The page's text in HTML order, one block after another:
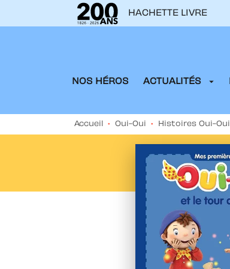
MENU
HACHETTE LIVRE
NOS HÉROS ACTUALITÉS arrow_drop_down
Accueil • Oui-Oui • Histoires Oui-Oui